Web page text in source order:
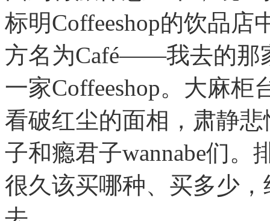
标明Coffeeshop的饮品
方名为Café——我去的那
一家Coffeeshop。大麻
看破红尘的面相，肃静
子和瘾君子wannabe们
很久该买哪种、买多少